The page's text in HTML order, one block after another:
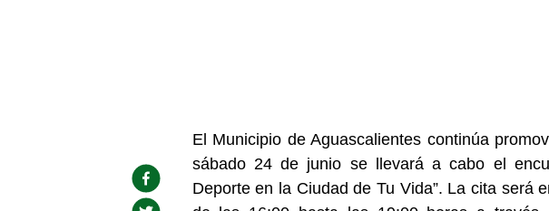
El Municipio de Aguascalientes continúa
sábado 24 de junio se llevará a cabo el
Deporte en la Ciudad de Tu Vida”. La cita será